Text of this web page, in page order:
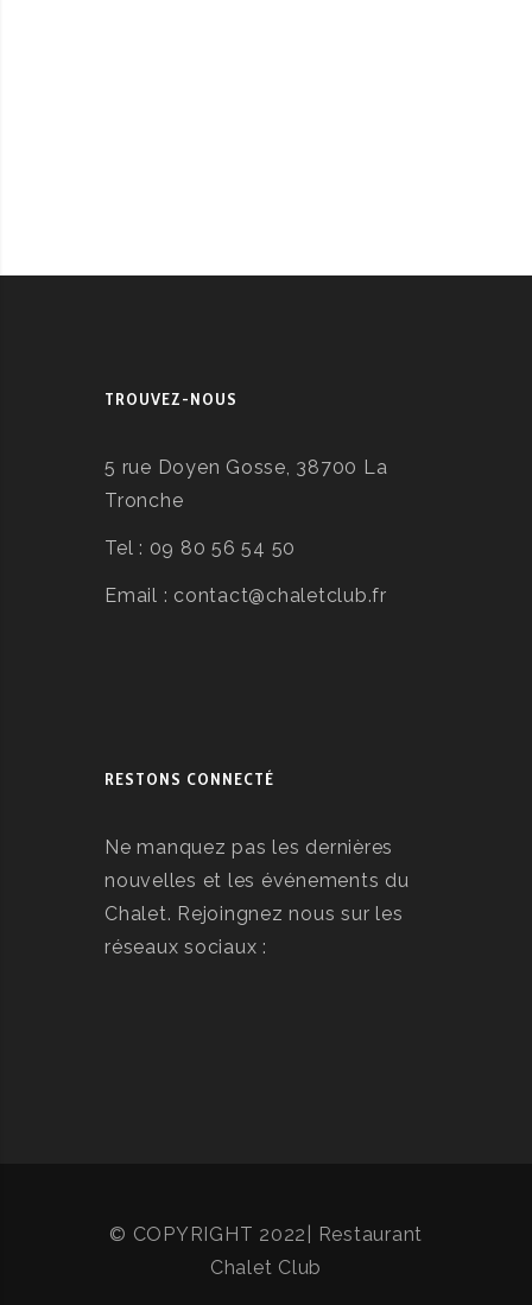
TROUVEZ-NOUS
5 rue Doyen Gosse, 38700 La
Tronche
Tel : 09 80 56 54 50
Email : contact@chaletclub.fr
RESTONS CONNECTÉ
Ne manquez pas les dernières
nouvelles et les événements du
Chalet. Rejoingnez nous sur les
réseaux sociaux :
© COPYRIGHT 2022| Restaurant
Chalet Club